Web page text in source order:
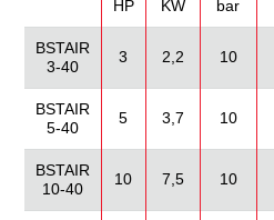
HP KW bar
BSTAIR
3-40
3 2,2 10
BSTAIR
5-40
5 3,7 10
BSTAIR
10-40
10 7,5 10